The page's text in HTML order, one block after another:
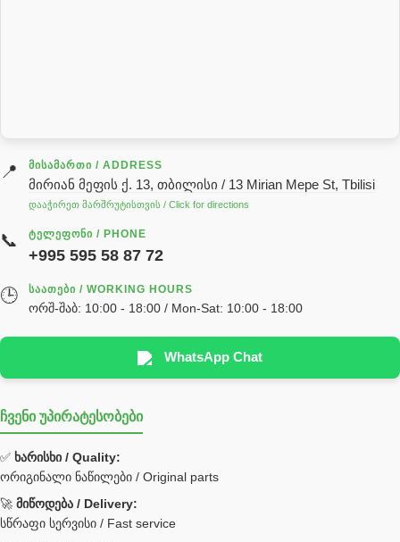
გადაცემათა კოლოფის ზეთი( კარობკის ზეთი)
ძრავის ზეთი
ჰიდრავლიკის ზეთი
реек
სხადასხვა
Hyva
უჟანგავი ფოლადი
Bobcat ფილტრი
Caterpillar ფილტრი
JCB ფილტრი
📍 ᲛᲘᲡᲐᲛᲐᲠᲗᲘ / ADDRESS
მირიან მეფის ქ. 13, თბილისი / 13 Mirian Mepe St, Tbilisi
დააჭირეთ მარშრუტისთვის / Click for directions
📞 ᲢᲔᲚᲔᲤᲝᲜᲘ / PHONE
+995 595 58 87 72
🕒 ᲡᲐᲐᲗᲔᲑᲘ / WORKING HOURS
ორშ-შაბ: 10:00 - 18:00 / Mon-Sat: 10:00 - 18:00
WhatsApp Chat
ჩვენი უპირატესობები
✅ ხარისხი / Quality:
ორიგინალი ნაწილები / Original parts
🚀 მიწოდება / Delivery:
სწრაფი სერვისი / Fast service